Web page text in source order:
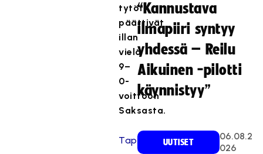
tytöt
päättivät
illan
vielä
9–
0-
voittoon
Saksasta.
Tapahtumasivulle
“Kannustava
ilmapiiri syntyy
yhdessä – Reilu
Aikuinen -pilotti
käynnistyy”
UUTISET
06.08.2
026